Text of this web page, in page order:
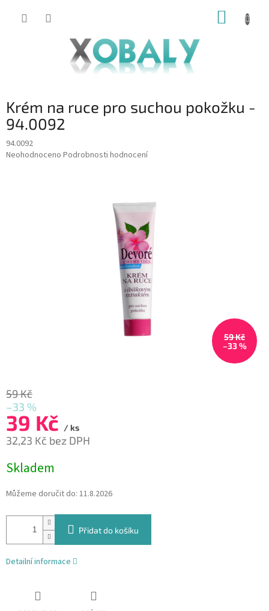
KOŠÍK
Krém na ruce pro suchou pokožku -
94.0092
94.0092
Průměrné
Neohodnoceno Podrobnosti hodnocení
59 Kč
–33 %
59 Kč
–33 %
39 Kč / ks
32,23 Kč bez DPH
cena:
Skladem
Můžeme doručit do: 11.8.2026
Přidat do košíku
Detailní informace